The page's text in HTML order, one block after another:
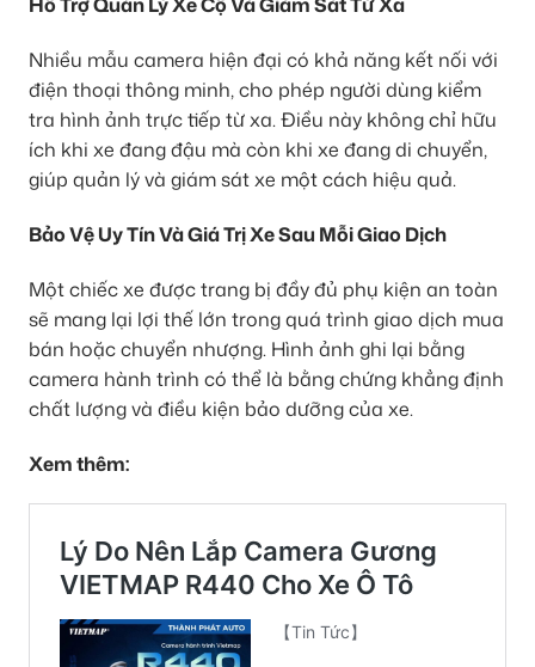
Hỗ Trợ Quản Lý Xe Cộ Và Giám Sát Từ Xa
Nhiều mẫu camera hiện đại có khả năng kết nối với
điện thoại thông minh, cho phép người dùng kiểm
tra hình ảnh trực tiếp từ xa. Điều này không chỉ hữu
ích khi xe đang đậu mà còn khi xe đang di chuyển,
giúp quản lý và giám sát xe một cách hiệu quả.
Bảo Vệ Uy Tín Và Giá Trị Xe Sau Mỗi Giao Dịch
Một chiếc xe được trang bị đầy đủ phụ kiện an toàn
sẽ mang lại lợi thế lớn trong quá trình giao dịch mua
bán hoặc chuyển nhượng. Hình ảnh ghi lại bằng
camera hành trình có thể là bằng chứng khẳng định
chất lượng và điều kiện bảo dưỡng của xe.
Xem thêm: